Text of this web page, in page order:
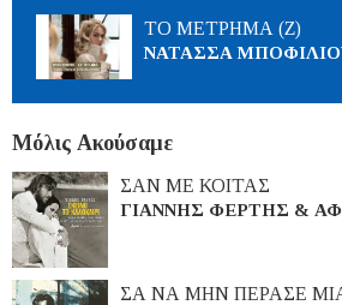
ΤΟ ΜΕΤΡΗΜΑ (Ζ)
ΝΑΤΑΣΣΑ
Μόλις Ακούσαμε
ΣΑΝ ΜΕ ΚΟΙΤΑΣ
ΓΙΑΝΝΗΣ ΦΕΡΤΗΣ &
ΣΑ ΝΑ ΜΗΝ ΠΕΡΑΣΕ